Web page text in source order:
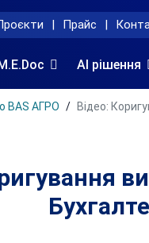
| Прайс |
AI рішення
BAS АГРО Відео: